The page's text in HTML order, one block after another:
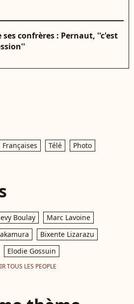
confrères : Pernaut, ''c'est
Télé Photo
Boulay
Marc Lavoine
Bixente Lizarazu
Elodie Gossuin
TOUS LES PEOPLE